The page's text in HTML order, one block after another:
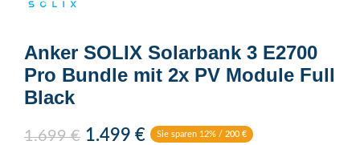
Anker SOLIX Solarbank 3 E2700
Pro Bundle mit 2x PV Module Full
Black
1.699€ 1.499 € Sie sparen 12% / 200 €